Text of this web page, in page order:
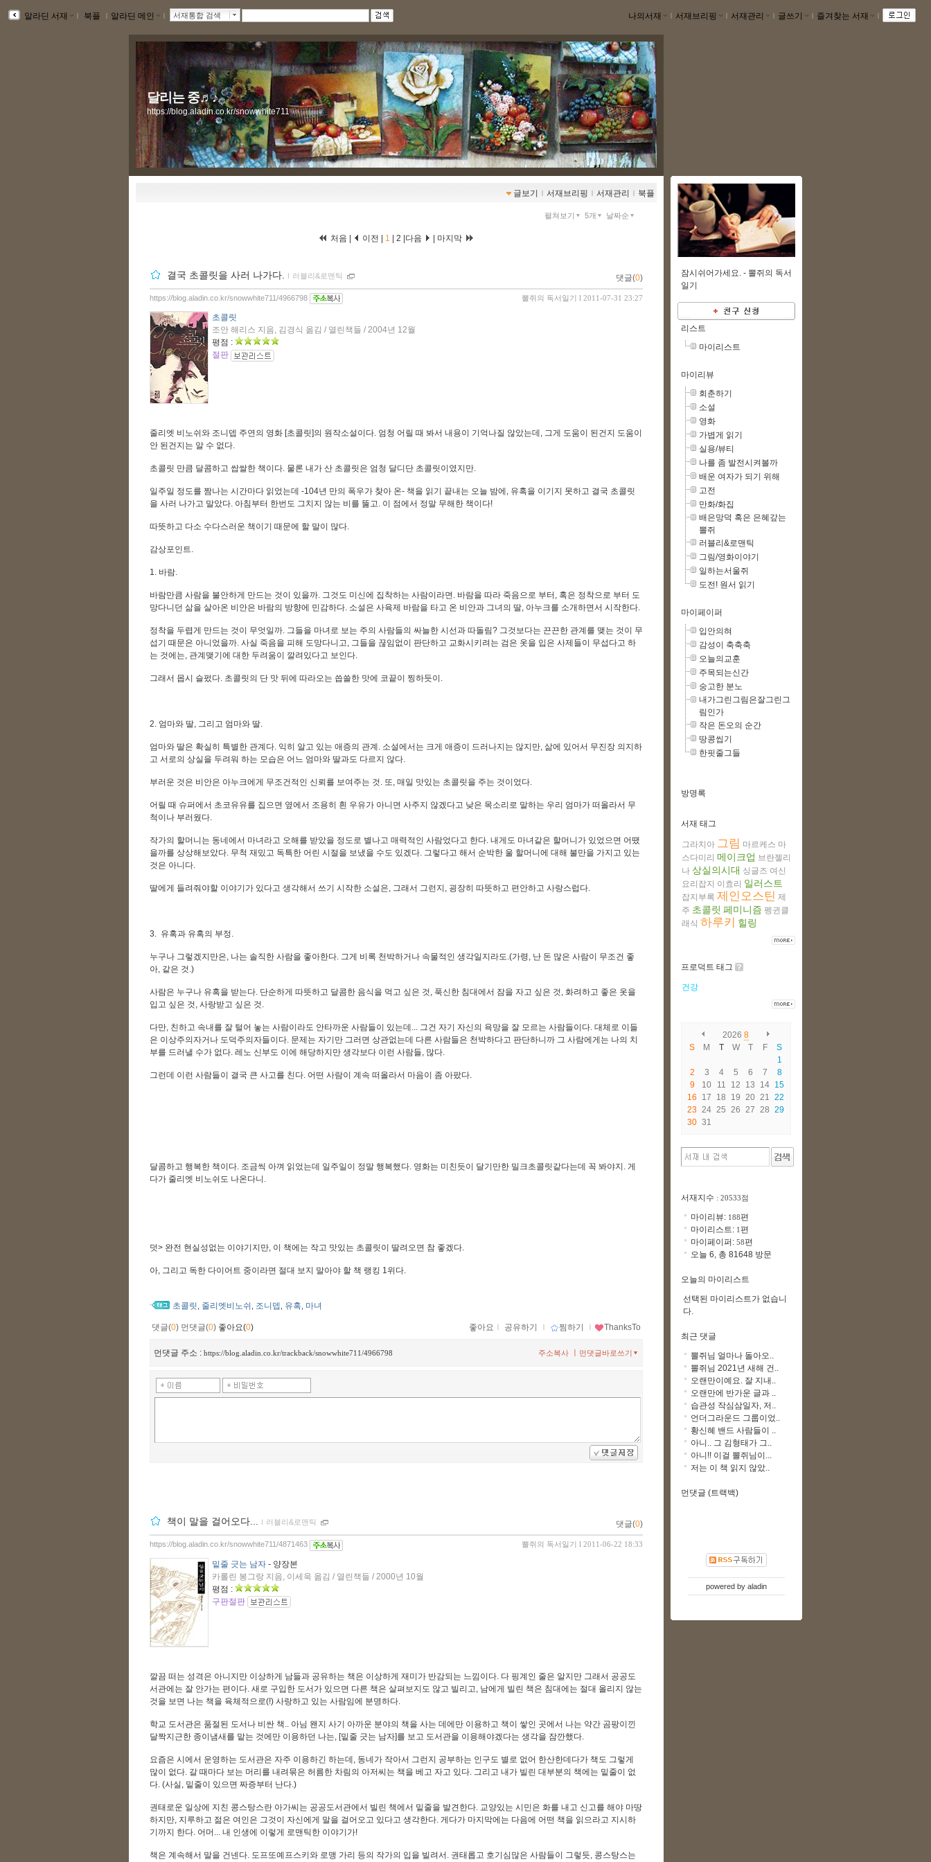
알라딘 서재 ｌ 북플 ｌ 알라딘 메인 ｌ 서재통합 검색 나의서재 ｌ 서재브리핑 ｌ 서재관리 ｌ 글쓰기 ｌ 즐겨찾는 서재 ｌ
달리는 중♬♪
https://blog.aladin.co.kr/snowwhite711
글보기 ｌ 서재브리핑 ｌ 서재관리 ｌ 북플
펼쳐보기 5개 날짜순
처음 | 이전 | 1 2 다음 마지막
결국 초콜릿을 사러 나가다. ｌ 러블리&로맨틱 댓글(0)
뽈쥐의 독서일기 l 2011-07-31 23:27
https://blog.aladin.co.kr/snowwhite711/4966798
초콜릿
조안 해리스 지음, 김경식 옮김 / 열린책들 / 2004년 12월
평점 :
절판
줄리엣 비노쉬와 조니뎁 주연의 영화 [초콜릿]의 원작소설이다. 엄청 어릴 때 봐서 내용이 기억나질 않았는데, 그게 도움이 된건지 도움이
안 된건지는 알 수 없다.
초콜릿 만큼 달콤하고 쌉쌀한 책이다. 물론 내가 산 초콜릿은 엄청 달디단 초콜릿이였지만.
일주일 정도를 짬나는 시간마다 읽었는데 -104년 만의 폭우가 찾아 온- 책을 읽기 끝내는 오늘 밤에, 유혹을 이기지 못하고 결국 초콜릿
을 사러 나가고 말았다. 아침부터 한번도 그치지 않는 비를 뚫고. 이 점에서 정말 무해한 책이다!
따뜻하고 다소 수다스러운 책이기 때문에 할 말이 많다.
감상포인트.
1. 바람.
바람만큼 사람을 불안하게 만드는 것이 있을까. 그것도 미신에 집착하는 사람이라면. 바람을 따라 죽음으로 부터, 혹은 정착으로 부터 도
망다니던 삶을 살아온 비안은 바람의 방향에 민감하다. 소설은 사육제 바람을 타고 온 비안과 그녀의 딸, 아누크를 소개하면서 시작한다.
정착을 두렵게 만드는 것이 무엇일까. 그들을 마녀로 보는 주의 사람들의 싸늘한 시선과 따돌림? 그것보다는 끈끈한 관계를 맺는 것이 무
섭기 때문은 아니었을까. 사실 죽음을 피해 도망다니고, 그들을 끊임없이 판단하고 교화시키려는 검은 옷을 입은 사제들이 무섭다고 하
는 것에는, 관계맺기에 대한 두려움이 깔려있다고 보인다.
그래서 몹시 슬펐다. 초콜릿의 단 맛 뒤에 따라오는 씁쓸한 맛에 코끝이 찡하듯이.
2. 엄마와 딸, 그리고 엄마와 딸.
엄마와 딸은 확실히 특별한 관계다. 익히 알고 있는 애증의 관계. 소설에서는 크게 애증이 드러나지는 않지만, 삶에 있어서 무진장 의지하
고 서로의 상실을 두려워 하는 모습은 어느 엄마와 딸과도 다르지 않다.
부러운 것은 비안은 아누크에게 무조건적인 신뢰를 보여주는 것. 또, 매일 맛있는 초콜릿을 주는 것이었다.
어릴 때 슈퍼에서 초코유유를 집으면 옆에서 조용히 흰 우유가 아니면 사주지 않겠다고 낮은 목소리로 말하는 우리 엄마가 떠올라서 무
척이나 부러웠다.
작가의 할머니는 동네에서 마녀라고 오해를 받았을 정도로 별나고 매력적인 사람었다고 한다. 내게도 마녀같은 할머니가 있었으면 어땠
을까를 상상해보았다. 무척 재밌고 독특한 어린 시절을 보냈을 수도 있겠다. 그렇다고 해서 순박한 울 할머니에 대해 불만을 가지고 있는
것은 아니다.
딸에게 들려줘야할 이야기가 있다고 생각해서 쓰기 시작한 소설은, 그래서 그런지, 굉장히 따뜻하고 편안하고 사랑스럽다.
3. 유혹과 유혹의 부정.
누구나 그렇겠지만은, 나는 솔직한 사람을 좋아한다. 그게 비록 천박하거나 속물적인 생각일지라도.(가령, 난 돈 많은 사람이 무조건 좋
아, 같은 것.)
사람은 누구나 유혹을 받는다. 단순하게 따뜻하고 달콤한 음식을 먹고 싶은 것, 푹신한 침대에서 잠을 자고 싶은 것, 화려하고 좋은 옷을
입고 싶은 것, 사랑받고 싶은 것.
다만, 친하고 속내를 잘 털어 놓는 사람이라도 안타까운 사람들이 있는데... 그건 자기 자신의 욕망을 잘 모르는 사람들이다. 대체로 이들
은 이상주의자거나 도덕주의자들이다. 문제는 자기만 그러면 상관없는데 다른 사람들은 천박하다고 판단하니까 그 사람에게는 나의 치
부를 드러낼 수가 없다. 레노 신부도 이에 해당하지만 생각보다 이런 사람들, 많다.
그런데 이런 사람들이 결국 큰 사고를 친다. 어떤 사람이 계속 떠올라서 마음이 좀 아팠다.
달콤하고 행복한 책이다. 조금씩 아껴 읽었는데 일주일이 정말 행복했다. 영화는 미친듯이 달기만한 밀크초콜릿같다는데 꼭 봐야지. 게
다가 줄리엣 비노쉬도 나온다니.
덧> 완전 현실성없는 이야기지만, 이 책에는 작고 맛있는 초콜릿이 딸려오면 참 좋겠다.
아, 그리고 독한 다이어트 중이라면 절대 보지 말아야 할 책 랭킹 1위다.
초콜릿, 줄리엣비노쉬 , 조니뎁 , 유혹, 마녀
댓글(0) 먼댓글(0) 좋아요(0) 좋아요 ｌ 공유하기 ｌ 찜하기 ｌ ThanksTo
먼댓글 주소 : https://blog.aladin.co.kr/trackback/snowwhite711/4966798 먼댓글바로쓰기
주소복사
책이 말을 걸어오다... ｌ 러블리&로맨틱 댓글(0)
뽈쥐의 독서일기 l 2011-06-22 18:33
https://blog.aladin.co.kr/snowwhite711/4871463
밑줄 긋는 남자 - 양장본
카롤린 봉그랑 지음, 이세욱 옮김 / 열린책들 / 2000년 10월
평점 :
구판절판
깔끔 떠는 성격은 아니지만 이상하게 남들과 공유하는 책은 이상하게 재미가 반감되는 느낌이다. 다 핑계인 줄은 알지만 그래서 공공도
서관에는 잘 안가는 편이다. 새로 구입한 도서가 있으면 다른 책은 살펴보지도 않고 빌리고, 남에게 빌린 책은 침대에는 절대 올리지 않는
것을 보면 나는 책을 육체적으로(!) 사랑하고 있는 사람임에 분명하다.
학교 도서관은 품절된 도서나 비싼 책.. 아님 왠지 사기 아까운 분야의 책을 사는 데에만 이용하고 책이 쌓인 곳에서 나는 약간 곰팡이낀
달짝지근한 종이냄새를 맡는 것에만 이용하던 나는, [밑줄 긋는 남자]를 보고 도서관을 이용해야겠다는 생각을 잠깐했다.
요즘은 시에서 운영하는 도서관은 자주 이용하긴 하는데, 동네가 작아서 그런지 공부하는 인구도 별로 없어 한산한데다가 책도 그렇게
많이 없다. 갈 때마다 보는 머리를 내려묶은 허름한 차림의 아저씨는 책을 베고 자고 있다. 그리고 내가 빌린 대부분의 책에는 밑줄이 없
다. (사실, 밑줄이 있으면 짜증부터 난다.)
권태로운 일상에 지친 콩스탕스란 아가씨는 공공도서관에서 빌린 책에서 밑줄을 발견한다. 교양있는 시민은 화를 내고 신고를 해야 마땅
하지만, 지루하고 젊은 여인은 그것이 자신에게 말을 걸어오고 있다고 생각한다. 게다가 마지막에는 다음에 어떤 책을 읽으라고 지시하
기까지 한다. 어머... 내 인생에 이렇게 로맨틱한 이야기가!
책은 계속해서 말을 건넨다. 도프또예프스키와 로맹 가리 등의 작가의 입을 빌려서. 권태롭고 호기심많은 사람들이 그렇듯, 콩스탕스는
잠시쉬어가세요. - 뽈쥐의 독서
일기
리스트
마이리스트
마이리뷰
회춘하기
소설
영화
가볍게 읽기
실용/뷰티
나를 좀 발전시켜볼까
배운 여자가 되기 위해
고전
만화/화집
배은망덕 혹은 은혜갚는
뽈쥐
러블리&로맨틱
그림/영화이야기
일하는서울쥐
도전! 원서 읽기
마이페이퍼
입안의혀
감성이 축축축
오늘의교훈
주목되는신간
숭고한 분노
내가그린그림은잘그린그
림인가
작은 돈오의 순간
땅콩씹기
한핏줄그들
방명록
서재 태그
그라치아 그림 마르케스 마
스다미리 메이크업 브란젤리
나 상실의시대 싱글즈 여신
요리잡지 이효리 일러스트
잡지부록 제인오스틴 제
주 초콜릿 페미니즘 펭귄클
래식 하루키 힐링
프로덕트 태그
건강
2026 8
S
M T W T F
S
1
2
3 4 5 6 7
8
9
10 11 12 13 14 15
16
17 18 19 20 21
22
23 24 25 26 27 28 29
30 31
서재지수 : 20533점
마이리뷰: 188편
마이리스트: 1편
마이페이퍼: 58편
오늘 6, 총 81648 방문
오늘의 마이리스트
선택된 마이리스트가 없습니
다.
최근 댓글
뽈쥐님 얼마나 돌아오..
뽈쥐님 2021년 새해 건..
오랜만이예요. 잘 지내..
오랜만에 반가운 글과 ..
습관성 작심삼일자, 저..
언더그라운드 그룹이었..
황신혜 밴드 사람들이 ..
아니.. 그 김형태가 그..
아니!! 이걸 뽈쥐님이...
저는 이 책 읽지 않았..
먼댓글 (트랙백)
powered by aladin